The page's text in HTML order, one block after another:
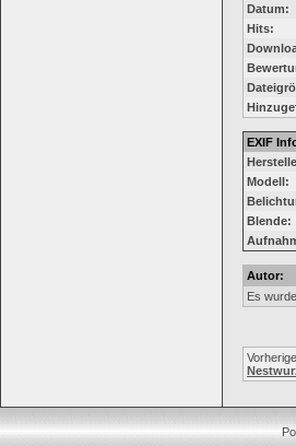
Datum:
Hits:
EXIF
Modell:
Blende:
Autor:
Es